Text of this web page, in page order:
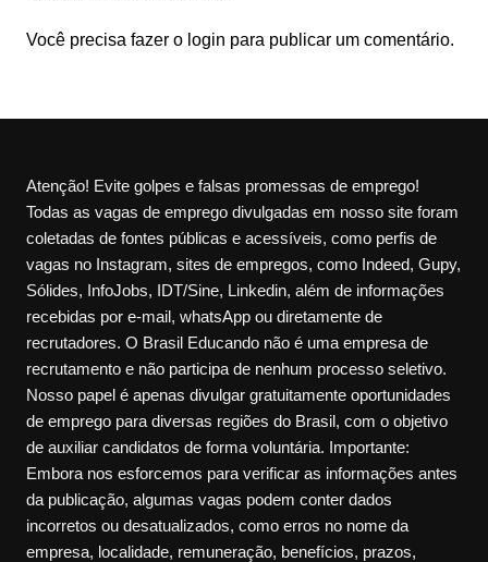
Você precisa fazer o login para publicar um comentário.
Atenção! Evite golpes e falsas promessas de emprego!
Todas as vagas de emprego divulgadas em nosso site foram
coletadas de fontes públicas e acessíveis, como perfis de
vagas no Instagram, sites de empregos, como Indeed, Gupy,
Sólides, InfoJobs, IDT/Sine, Linkedin, além de informações
recebidas por e-mail, whatsApp ou diretamente de
recrutadores. O Brasil Educando não é uma empresa de
recrutamento e não participa de nenhum processo seletivo.
Nosso papel é apenas divulgar gratuitamente oportunidades
de emprego para diversas regiões do Brasil, com o objetivo
de auxiliar candidatos de forma voluntária. Importante:
Embora nos esforcemos para verificar as informações antes
da publicação, algumas vagas podem conter dados
incorretos ou desatualizados, como erros no nome da
empresa, localidade, remuneração, benefícios, prazos,